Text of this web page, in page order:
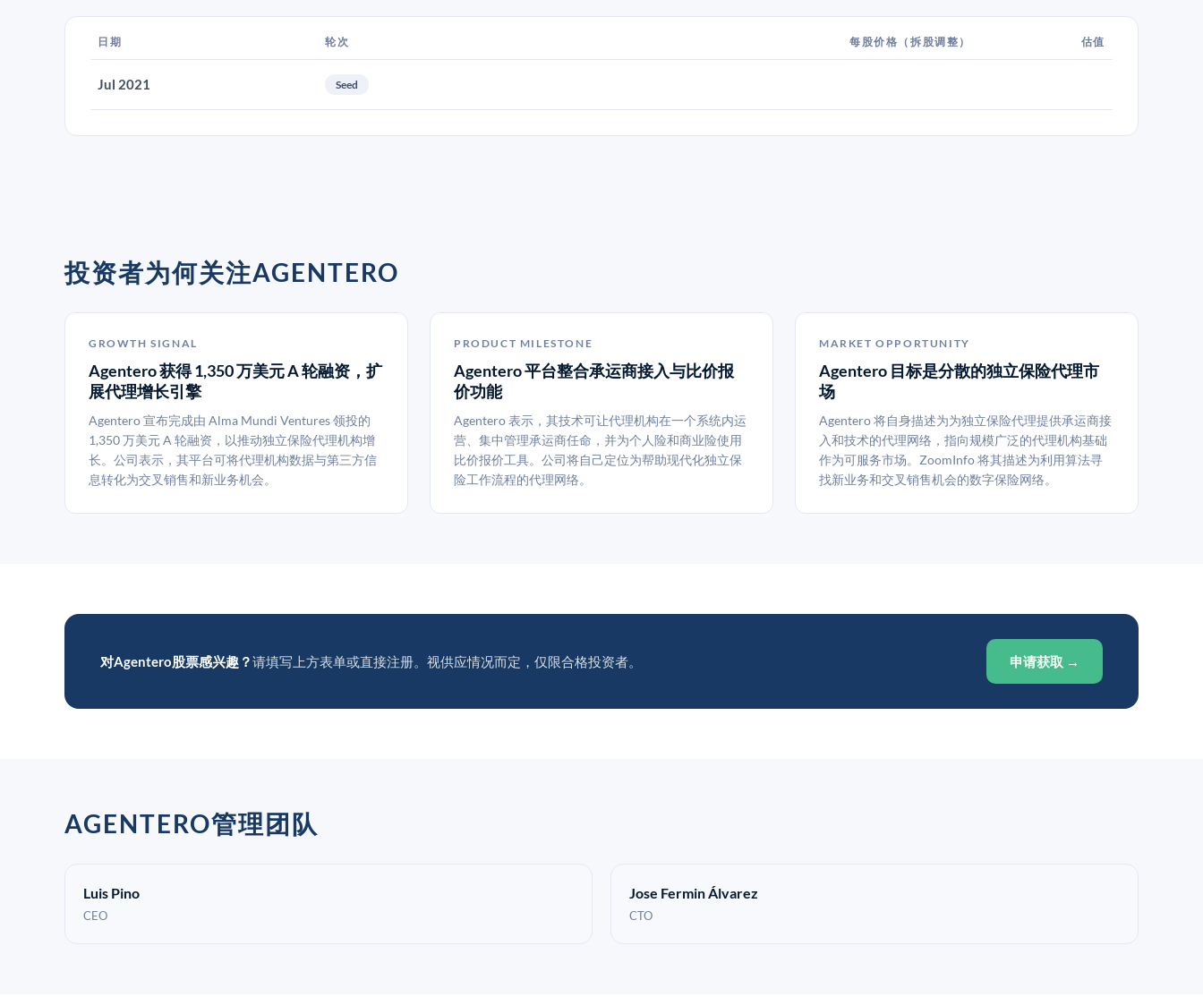
日期 轮次 每股价格（拆股调整） 估值
Jul 2021 Seed
投资者为何关注AGENTERO
GROWTH SIGNAL
Agentero 获得 1,350 万美元 A 轮融资，扩
展代理增长引擎
Agentero 宣布完成由 Alma Mundi Ventures 领投的
1,350 万美元 A 轮融资，以推动独立保险代理机构增
长。公司表示，其平台可将代理机构数据与第三方信
息转化为交叉销售和新业务机会。
PRODUCT MILESTONE
Agentero 平台整合承运商接入与比价报
价功能
Agentero 表示，其技术可让代理机构在一个系统内运
营、集中管理承运商任命，并为个人险和商业险使用
比价报价工具。公司将自己定位为帮助现代化独立保
险工作流程的代理网络。
MARKET OPPORTUNITY
Agentero 目标是分散的独立保险代理市
场
Agentero 将自身描述为为独立保险代理提供承运商接
入和技术的代理网络，指向规模广泛的代理机构基础
作为可服务市场。ZoomInfo 将其描述为利用算法寻
找新业务和交叉销售机会的数字保险网络。
对Agentero股票感兴趣？请填写上方表单或直接注册。视供应情况而定，仅限合格投资者。 申请获取 →
AGENTERO管理团队
Luis Pino
CEO
Jose Fermin Álvarez
CTO